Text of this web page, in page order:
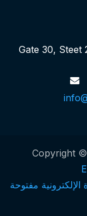
Gate 30, Steet
Copyright ©
الإلكترونية مفتوحة